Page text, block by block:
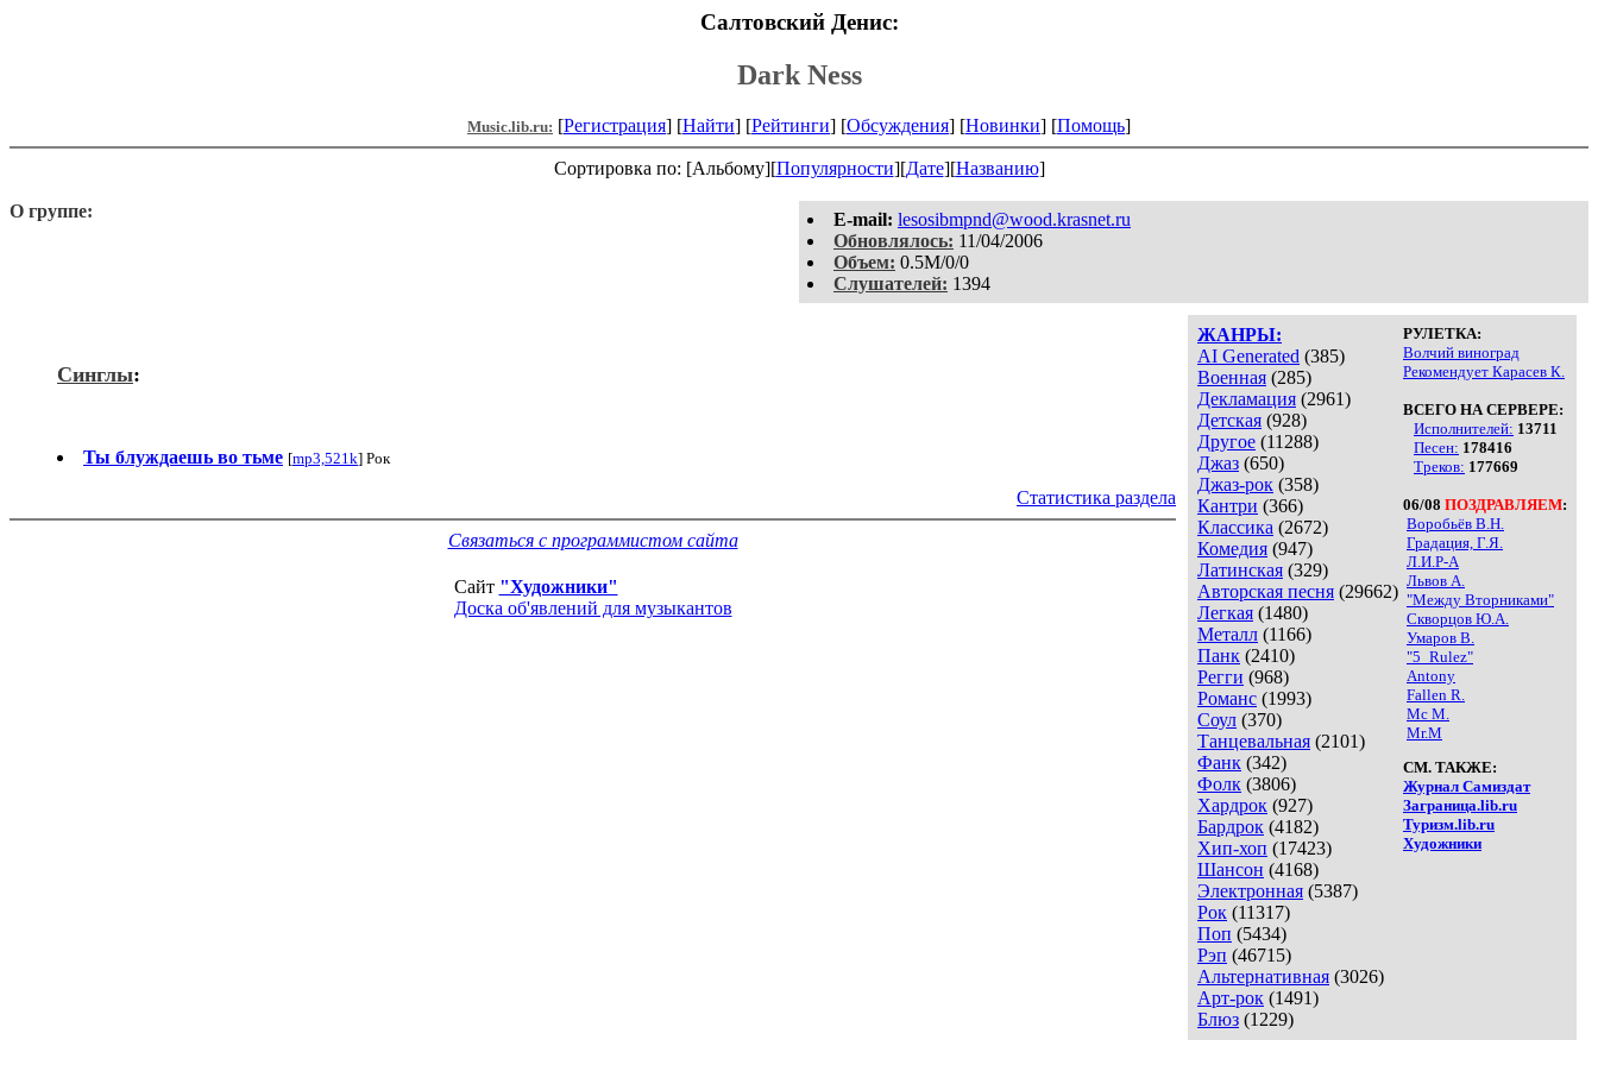
Салтовский Денис:
Dark Ness
Music.lib.ru: [Регистрация] [Найти] [Рейтинги] [Обсуждения] [Новинки] [Помощь]
Сортировка по: [Альбому][Популярности][Дате][Названию]
E-mail: lesosibmpnd@wood.krasnet.ru
Обновлялось: 11/04/2006
Объем: 0.5M/0/0
Слушателей: 1394
О группе:
ЖАНРЫ:
AI Generated (385)
Военная (285)
Декламация (2961)
Детская (928)
Другое (11288)
Джаз (650)
Джаз-рок (358)
Кантри (366)
Классика (2672)
Комедия (947)
Латинская (329)
Авторская песня (29662)
Легкая (1480)
Металл (1166)
Панк (2410)
Регги (968)
Романс (1993)
Соул (370)
Танцевальная (2101)
Фанк (342)
Фолк (3806)
Хардрок (927)
Бардрок (4182)
Хип-хоп (17423)
Шансон (4168)
Электронная (5387)
Рок (11317)
Поп (5434)
Рэп (46715)
Альтернативная (3026)
Арт-рок (1491)
Блюз (1229)
РУЛЕТКА:
Волчий виноград
Рекомендует Карасев К.
ВСЕГО НА СЕРВЕРЕ:
Исполнителей: 13711
Песен: 178416
Треков: 177669
06/08 ПОЗДРАВЛЯЕМ:
Воробьёв В.Н.
Градация, Г.Я.
Л.И.Р-А
Львов А.
"Между Вторниками"
Скворцов Ю.А.
Умаров В.
"5_Rulez"
Antony
Fallen R.
Mc M.
Mr.M
СМ. ТАКЖЕ:
Журнал Самиздат
Заграница.lib.ru
Туризм.lib.ru
Художники
Синглы:
Ты блуждаешь во тьме [mp3,521k] Рок
Статистика раздела
Связаться с программистом сайта
Сайт "Художники"
Доска об'явлений для музыкантов